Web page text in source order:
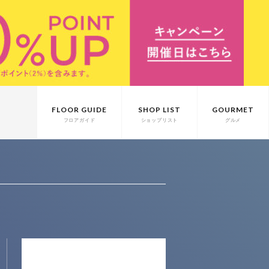
FLOOR GUIDE
フロアガイド
SHOP LIST
ショップリスト
GOURMET
グルメ